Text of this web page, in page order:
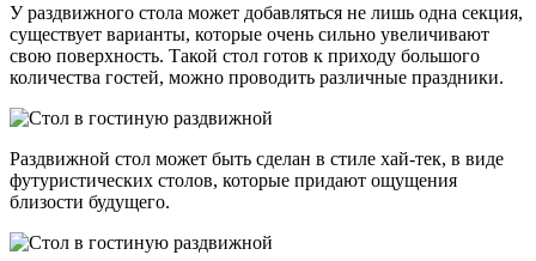
У раздвижного стола может добавляться не лишь одна секция,
существует варианты, которые очень сильно увеличивают
свою поверхность. Такой стол готов к приходу большого
количества гостей, можно проводить различные праздники.
Раздвижной стол может быть сделан в стиле хай-тек, в виде
футуристических столов, которые придают ощущения
близости будущего.